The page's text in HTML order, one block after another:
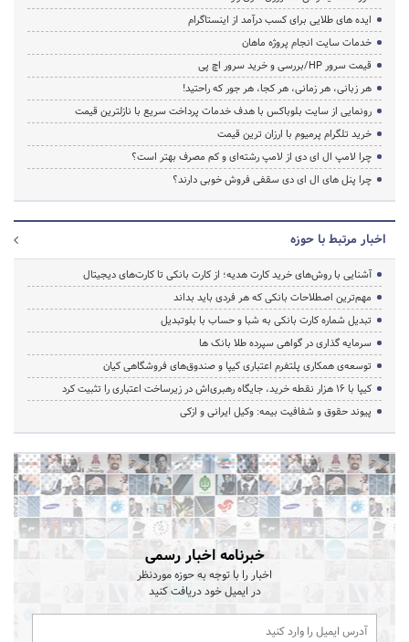
ایده های طلایی برای کسب درآمد از اینستاگرام
خدمات سایت انجام پروژه ماهان
قیمت سرور HP/بررسی و خرید سرور اچ پی
هر زبانی، هر زمانی، هر کجا، هر جور که راحتید!
رونمایی از سایت بلوباکس با هدف خدمات پرداخت سریع با نازلترین قیمت
خرید تلگرام پرمیوم با ارزان ترین قیمت
چرا لامپ ال ای دی از لامپ رشته‌ای و کم مصرف بهتر است؟
چرا پنل های ال ای دی سقفی فروش خوبی دارند؟
اخبار مرتبط با حوزه
آشنایی با روش‌های خرید کارت هدیه؛ از کارت بانکی تا کارت‌های دیجیتال
مهم‌ترین اصطلاحات بانکی که هر فردی باید بداند
تبدیل شماره کارت بانکی به شبا و حساب با بلوتبدیل
سرمایه گذاری در گواهی سپرده طلا بانک ها
توسعه‌ی همکاری‌ پلتفرم اعتباری کیپا و صندوق‌های فروشگاهی کیان
کیپا با ۱۶ هزار نقطه خرید، جایگاه رهبری‌اش در زیرساخت اعتباری را تثبیت کرد
پیوند حقوق و شفافیت بیمه: وکیل ایرانی و ازکی
خبرنامه اخبار رسمی
اخبار را با توجه به حوزه موردنظر
در ایمیل خود دریافت کنید